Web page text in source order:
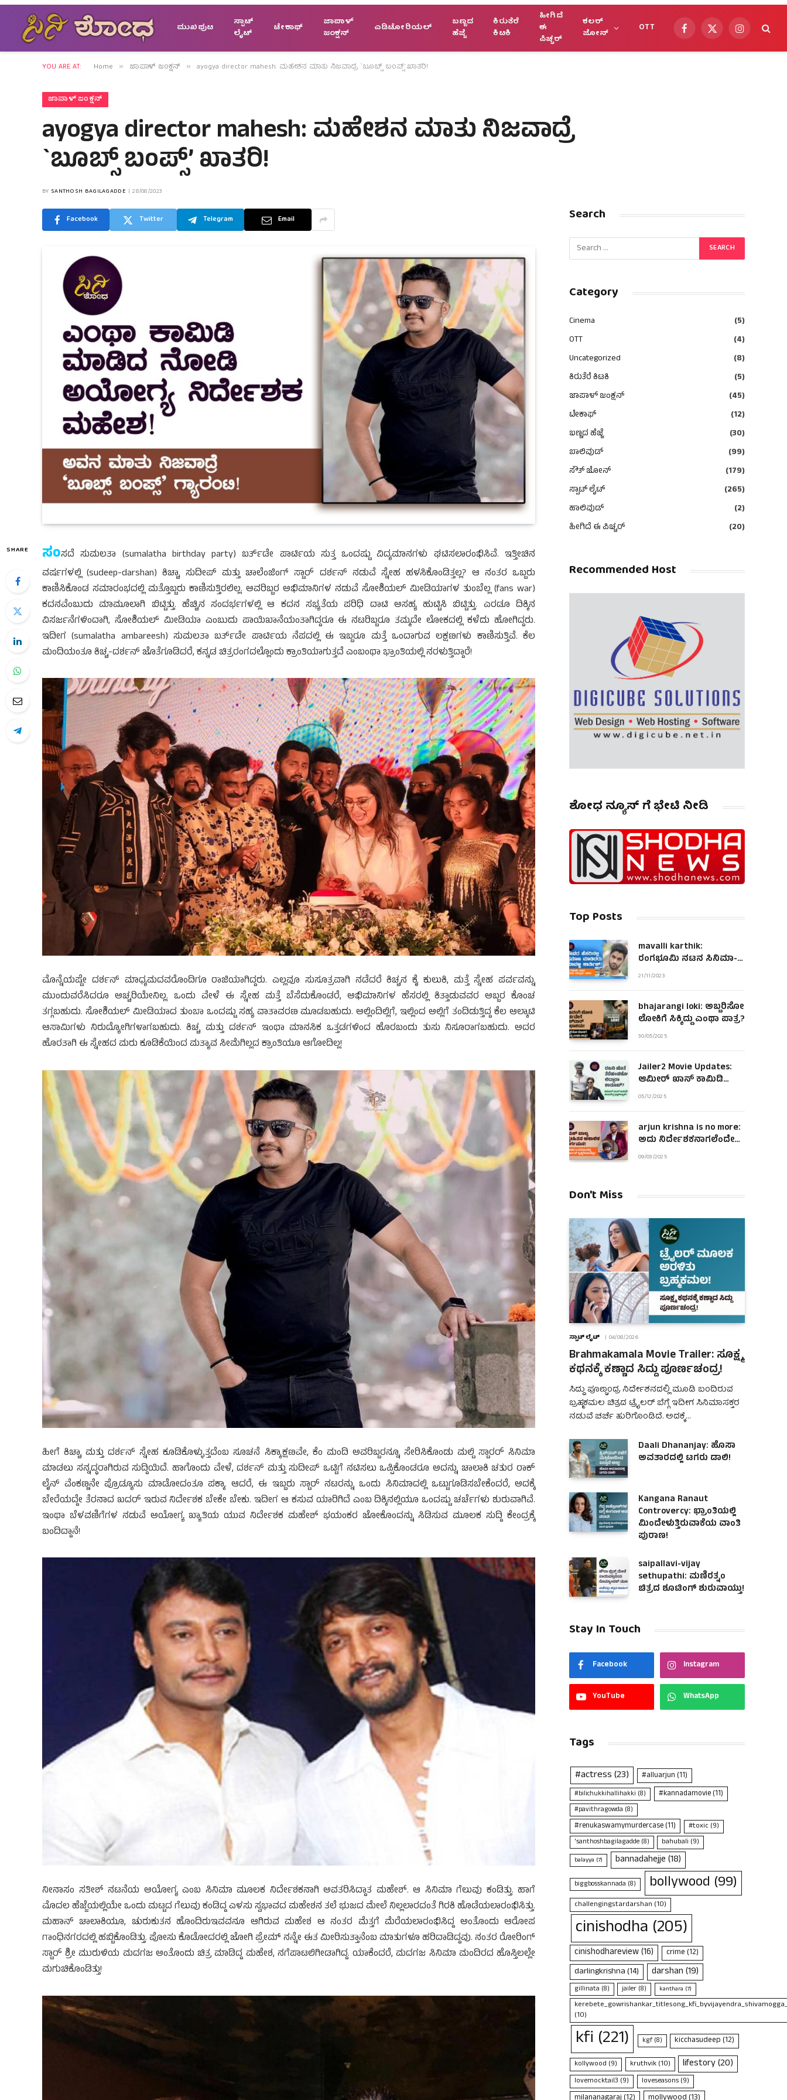
ಮುಖಪುಟ
ಸ್ಪಾಟ್
ಲೈಟ್
ಟೇಕಾಫ್
ಜಾಪಾಳ್
ಜಂಕ್ಷನ್
ಎಡಿಟೋರಿಯಲ್
ಬಣ್ಣದ
ಹೆಜ್ಜೆ
ಕಿರುತೆರೆ
ಕಿಟಕಿ
ಹೀಗಿದೆ
ಈ
ಪಿಚ್ಚರ್
ಕಲರ್
ಜೋನ್
OTT Facebook
X
Instagram
YOU ARE AT: Home » ಜಾಪಾಳ್ ಜಂಕ್ಷನ್ » ayogya director mahesh: ಮಹೇಶನ ಮಾತು ನಿಜವಾದ್ರೆ `ಬೂಬ್ಸ್ ಬಂಪ್ಸ್’ ಖಾತರಿ!
ಜಾಪಾಳ್ ಜಂಕ್ಷನ್
ayogya director mahesh: ಮಹೇಶನ ಮಾತು ನಿಜವಾದ್ರೆ
`ಬೂಬ್ಸ್ ಬಂಪ್ಸ್’ ಖಾತರಿ!
BY SANTHOSH BAGILAGADDE 28/08/2023
Facebook Twitter Telegram Email
SHARE ಸಂಸದೆ ಸುಮಲತಾ (sumalatha birthday party) ಬರ್ತ್‍ಡೇ ಪಾರ್ಟಿಯ ಸುತ್ತ ಒಂದಷ್ಟು ವಿದ್ಯಮಾನಗಳು ಘಟಿಸಲಾರಂಭಿಸಿವೆ. ಇತ್ತೀಚಿನ
ವರ್ಷಗಳಲ್ಲಿ (sudeep-darshan) ಕಿಚ್ಚಾ ಸುದೀಪ್ ಮತ್ತು ಚಾಲೆಂಜಿಂಗ್ ಸ್ಟಾರ್ ದರ್ಶನ್ ನಡುವೆ ಸ್ನೇಹ ಹಳಸಿಕೊಂಡಿತ್ತಲ್ಲ? ಆ ನಂತರ ಒಬ್ಬರು
ಕಾಣಿಸಿಕೊಂಡ ಸಮಾರಂಭದಲ್ಲಿ ಮತ್ತೊಬ್ಬರು ಕಾಣಿಸುತ್ತಿರಲಿಲ್ಲ. ಅವರಿಬ್ಬರ ಅಭಿಮಾನಿಗಳ ನಡುವೆ ಸೋಶಿಯಲ್ ಮೀಡಿಯಾಗಳ ತುಂಬೆಲ್ಲ (fans war)
ಕದನವೆಂಬುದು ಮಾಮೂಲಾಗಿ ಬಿಟ್ಟಿತ್ತು. ಹೆಚ್ಚಿನ ಸಂದರ್ಭಗಳಲ್ಲಿ ಆ ಕದನ ಸಭ್ಯತೆಯ ಪರಿಧಿ ದಾಟಿ ಅಸಹ್ಯ ಹುಟ್ಟಿಸಿ ಬಿಟ್ಟಿತ್ತು. ಎರಡೂ ದಿಕ್ಕಿನ
ವಿಸರ್ಜನೆಗಳಿಂದಾಗಿ, ಸೋಶಿಯಲ್ ಮೀಡಿಯಾ ಎಂಬುದು ಪಾಯಿಖಾನೆಯಂತಾಗಿದ್ದರೂ ಈ ನಟರಿಬ್ಬರೂ ತಮ್ಮದೇ ಲೋಕದಲ್ಲಿ ಕಳೆದು ಹೋಗಿದ್ದರು.
ಇದೀಗ (sumalatha ambareesh) ಸುಮಲತಾ ಬರ್ತ್‍ಡೇ ಪಾರ್ಟಿಯ ನೆಪದಲ್ಲಿ ಈ ಇಬ್ಬರೂ ಮತ್ತೆ ಒಂದಾಗುವ ಲಕ್ಷಣಗಳು ಕಾಣಿಸುತ್ತಿವೆ. ಕೆಲ
ಮಂದಿಯಂತೂ ಕಿಚ್ಚ-ದರ್ಶನ್ ಜೊತೆಗೂಡಿದರೆ, ಕನ್ನಡ ಚಿತ್ರರಂಗದಲ್ಲೊಂದು ಕ್ರಾಂತಿಯಾಗುತ್ತದೆ ಎಂಬಂಥಾ ಭ್ರಾಂತಿಯಲ್ಲಿ ನರಳುತ್ತಿದ್ದಾರೆ!
ಮೊನ್ನೆಯಷ್ಟೇ ದರ್ಶನ್ ಮಾಧ್ಯಮದವರೊಂದಿಗೂ ರಾಜಿಯಾಗಿದ್ದರು. ಎಲ್ಲವೂ ಸುಸೂತ್ರವಾಗಿ ನಡೆದರೆ ಕಿಚ್ಚನ ಕೈ ಕುಲುಕಿ, ಮತ್ತೆ ಸ್ನೇಹ ಪರ್ವವನ್ನು
ಮುಂದುವರೆಸಿದರೂ ಅಚ್ಚರಿಯೇನಿಲ್ಲ. ಒಂದು ವೇಳೆ ಈ ಸ್ನೇಹ ಮತ್ತೆ ಬೆಸೆದುಕೊಂಡರೆ, ಅಭಿಮಾನಿಗಳ ಹೆಸರಲ್ಲಿ ಕಿತ್ತಾಡುವವರ ಅಬ್ಬರ ಕೊಂಚ
ತಗ್ಗಬಹುದು. ಸೋಶಿಯಲ್ ಮೀಡಿಯಾದ ತುಂಬಾ ಒಂದಷ್ಟು ಸಹ್ಯ ವಾತಾವರಣ ಮೂಡಬಹುದು. ಅಲ್ಲಿಂದಿಲ್ಲಿಗೆ, ಇಲ್ಲಿಂದ ಅಲ್ಲಿಗೆ ತಂದಿಡುತ್ತಿದ್ದ ಕೆಲ ಆಲ್ಕಾಟಿ
ಆಸಾಮಿಗಳು ನಿರುದ್ಯೋಗಿಗಳಾಗಬಹುದು. ಕಿಚ್ಚ ಮತ್ತು ದರ್ಶನ್ ಇಂಥಾ ಮಾನಸಿಕ ಒತ್ತಡಗಳಿಂದ ಹೊರಬಂದು ತುಸು ನಿಸೂರಾಗಬಹುದು. ಅದರ
ಹೊರತಾಗಿ ಈ ಸ್ನೇಹದ ಮರು ಕೂಡಿಕೆಯಿಂದ ಮತ್ಯಾವ ಸೀಮೆಗಿಲ್ಲದ ಕ್ರಾಂತಿಯೂ ಆಗೋದಿಲ್ಲ!
ಹೀಗೆ ಕಿಚ್ಚಾ ಮತ್ತು ದರ್ಶನ್ ಸ್ನೇಹ ಕೂಡಿಕೊಳ್ಳುತ್ತದೆಂಬ ಸೂಚನೆ ಸಿಕ್ಕಾಕ್ಷಣವೇ, ಕೆಂ ಮಂದಿ ಅವರಿಬ್ಬರನ್ನೂ ಸೇರಿಸಿಕೊಂಡು ಮಲ್ಟಿ ಸ್ಟಾರರ್ ಸಿನಿಮಾ
ಮಾಡಲು ಸನ್ನದ್ಧರಾಗಿರುವ ಸುದ್ದಿಯಿದೆ. ಹಾಗೊಂದು ವೇಳೆ, ದರ್ಶನ್ ಮತ್ತು ಸುದೀಪ್ ಒಟ್ಟಿಗೆ ನಟಿಸಲು ಒಪ್ಪಿಕೊಂಡರೂ ಅದನ್ನು ಚಾಲಾಕಿ ಚತುರ ರಾಕ್
ಲೈನ್ ವೆಂಕಣ್ಣನೇ ಪ್ರೊಡ್ಯೂಸು ಮಾಡೋದಂತೂ ಪಕ್ಕಾ. ಆದರೆ, ಈ ಇಬ್ಬರು ಸ್ಟಾರ್ ನಟರನ್ನು ಒಂದು ಸಿನಿಮಾದಲ್ಲಿ ಒಟ್ಟುಗೂಡಿಸಬೇಕೆಂದರೆ, ಅದಕ್ಕೆ
ಬೇರೆಯದ್ದೇ ತೆರನಾದ ಖದರ್ ಇರುವ ನಿರ್ದೇಶಕ ಬೇಕೇ ಬೇಕು. ಇದೀಗ ಆ ಕಸುವ ಯಾರಿಗಿದೆ ಎಂಬ ದಿಕ್ಕಿನಲ್ಲಿಯೂ ಒಂದಷ್ಟು ಚರ್ಚೆಗಳು ಶುರುವಾಗಿವೆ.
ಇಂಥಾ ಬೆಳವಣಿಗೆಗಳ ನಡುವೆ ಅಯೋಗ್ಯ ಖ್ಯಾತಿಯ ಯುವ ನಿರ್ದೇಶಕ ಮಹೇಶ್ ಭಯಂಕರ ಜೋಕೊಂದನ್ನು ಸಿಡಿಸುವ ಮೂಲಕ ಸುದ್ದಿ ಕೇಂದ್ರಕ್ಕೆ
ಬಂದಿದ್ದಾನೆ!
ನೀನಾಸಂ ಸತೀಶ್ ನಟನೆಯ ಅಯೋಗ್ಯ ಎಂಬ ಸಿನಿಮಾ ಮೂಲಕ ನಿರ್ದೇಶಕನಾಗಿ ಅವತರಿಸಿದ್ದಾತ ಮಹೇಶ್. ಆ ಸಿನಿಮಾ ಗೆಲುವು ಕಂಡಿತ್ತು. ಹಾಗೆ
ಮೊದಲ ಹೆಜ್ಜೆಯಲ್ಲಿಯೇ ಒಂದು ಮಟ್ಟದ ಗೆಲುವು ಕಂಡಿದ್ದ ಎಳಸು ಸ್ವಭಾವದ ಮಹೇಶನ ತಲೆ ಭುಜದ ಮೇಲೆ ನಿಲ್ಲಲಾರದಂತೆ ಗಿರಕಿ ಹೊಡೆಯಲಾರಂಭಿಸಿತ್ತು.
ಮಹಾನ್ ಚಾಲಾಕಿಯೂ, ಚುರುಕುತನ ಹೊಂದಿರುಇವವನೂ ಆಗಿರುವ ಮಹೇಶ ಆ ನಂತರ ಮೆತ್ತಗೆ ಮೆರೆಯಲಾರಂಭಿಸಿದ್ದ ಅಂತೊಂದು ಆರೋಪ
ಗಾಂಧಿನಗರದಲ್ಲಿ ಹಬ್ಬಿಕೊಂಡಿತ್ತು. ಪೋಸು ಕೊಡೋದರಲ್ಲಿ ಜೋಗಿ ಪ್ರೇಮ್ ನನ್ನೇ ಈತ ಮೀರಿಸುತ್ತಾನೆಂಬ ಮಾತುಗಳೂ ಹರಿದಾಡಿದ್ದವು. ನಂತರ ರೋರಿಂಗ್
ಸ್ಟಾರ್ ಶ್ರೀ ಮುರುಳಿಯ ಮದಗಜ ಅಂತೊಂದು ಚಿತ್ರ ಮಾಡಿದ್ದ ಮಹೇಶ, ನಗೆಪಾಟಲಿಗೀಡಾಗಿದ್ದ. ಯಾಕೆಂದರೆ, ಮದಗಜ ಸಿನಿಮಾ ಮಂದಿರದ ಹೊಸ್ತಿಲಲ್ಲೇ
ಮಗುಚಿಕೊಂಡಿತ್ತು!
Search
Category
Cinema
(5)
OTT
(4)
Uncategorized
(8)
ಕಿರುತೆರೆ ಕಿಟಕಿ
(5)
ಜಾಪಾಳ್ ಜಂಕ್ಷನ್
(45)
ಟೇಕಾಫ್
(12)
ಬಣ್ಣದ ಹೆಜ್ಜೆ
(30)
ಬಾಲಿವುಡ್
(99)
ಸೌತ್ ಜೋನ್
(179)
ಸ್ಪಾಟ್ ಲೈಟ್
(265)
ಹಾಲಿವುಡ್
(2)
ಹೀಗಿದೆ ಈ ಪಿಚ್ಚರ್
(20)
Recommended Host
ಶೋಧ ನ್ಯೂಸ್ ಗೆ ಭೇಟಿ ನೀಡಿ
Top Posts
mavalli karthik:
ರಂಗಭೂಮಿ ನಟನ ಸಿನಿಮಾ-
ಮಾಧ್ಯಮ ಯಾನ!
21/11/2023
bhajarangi loki: ಅಬ್ಬರಿಸೋ
ಲೋಕಿಗೆ ಸಿಕ್ಕಿದ್ದು ಎಂಥಾ ಪಾತ್ರ?
30/05/2025
Jailer2 Movie Updates:
ಆಮೀರ್ ಖಾನ್ ಕಾಮಿಡಿ
ಪೀಸಾಗಿದ್ದ ಫ್ಲಾಶ್‌ಬ್ಯಾಕ್!
05/12/2025
arjun krishna is no more:
ಅದು ನಿರ್ದೇಶಕನಾಗಲೆಂದೇ
ಹುಟ್ಟಿದಂತಿದ್ದ ಆಪ್ತ ಜೀವ!
09/03/2025
Don't Miss
ಸ್ಪಾಟ್ ಲೈಟ್ 04/08/2026
Brahmakamala Movie Trailer: ಸೂಕ್ಷ್ಮ
ಕಥನಕ್ಕೆ ಕಣ್ಣಾದ ಸಿದ್ದು ಪೂರ್ಣಚಂದ್ರ!
ಸಿದ್ದು ಪೂಣ್ಚಂದ್ರ ನಿರ್ದೇಶನದಲ್ಲಿ ಮೂಡಿ ಬಂದಿರುವ
ಬ್ರಹ್ಮಕಮಲ ಚಿತ್ರದ ಟ್ರೈಲರ್ ಬೆಗ್ಗೆ ಇದೀಗ ಸಿನಿಮಾಸಕ್ತರ
ನಡುವೆ ಚರ್ಚೆ ಹುರಿಗೊಂಡಿದೆ. ಅದಕ್ಕೆ…
Daali Dhananjay: ಹೊಸಾ
ಅವತಾರದಲ್ಲಿ ಟಗರು ಡಾಲಿ!
Kangana Ranaut
Controvercy: ಭ್ರಾಂತಿಯಲ್ಲಿ
ಮಿಂದೇಳುತ್ತಿರುವಾಕೆಯ ವಾಂತಿ
ಪುರಾಣ!
saipallavi-vijay
sethupathi: ಮಣಿರತ್ನಂ
ಚಿತ್ರದ ಶೂಟಿಂಗ್ ಶುರುವಾಯ್ತು!
Stay In Touch
Facebook Instagram
YouTube WhatsApp
Tags
#actress(23) #alluarjun(11)
#bilichukkihallihakki (8) #kannadamovie(11)
#pavithragowda (8)
#renukaswamymurdercase(11) #toxic(9)
'santhoshbagilagadde (8) bahubali (9)
balayya (7) bannadahejje(18)
biggbosskannada (8) bollywood (99)
challengingstardarshan (10)
cinishodha (205)
cinishodhareview(16) crime(12)
darlingkrishna(14) darshan(19)
gillinata (8) jailer (8) kanthara (7)
(10)
kfi (221) kgf(8) kicchasudeep(12)
kollywood (9) kruthvik(10) lifestory(20)
lovemocktail3 (9) loveseasons(9)